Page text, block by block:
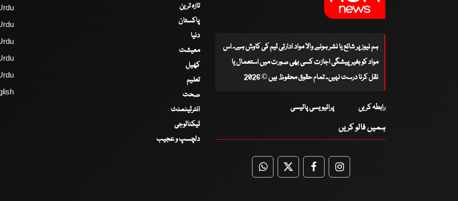
ہم نیوز پر شائع یا نشر ہونے والا مواد ادارتی ٹیم کی کاوش ہے۔ اس
مواد کو بغیر پیشگی اجازت کسی بھی صورت میں استعمال یا
نقل کرنا درست نہیں۔ تمام حقوق محفوظ ہیں © 2026
رابطہ کریں پرائیویسی پالیسی
ہمیں فالو کریں
WhatsApp
TwitterFacebookFacebook
تازہ ترین
پاکستان
دنیا
معیشت
کھیل
تعلیم
صحت
انٹرٹینمنٹ
ٹیکنالوجی
دلچسپ و عجیب